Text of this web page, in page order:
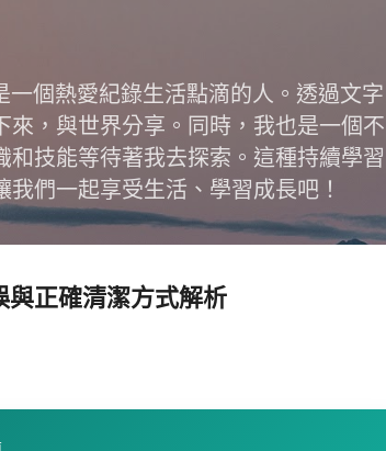
個熱愛紀錄生活點滴的人。透過文
來，與世界分享。同時，我也是一個
和技能等待著我去探索。這種持續學
們一起享受生活、學習成長吧！
與正確清潔方式解析